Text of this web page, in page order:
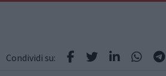
Condividi su: